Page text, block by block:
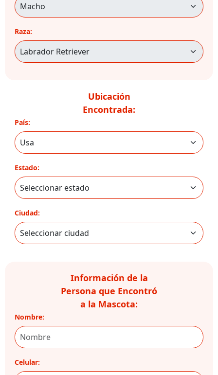
Raza:
Ubicación
Encontrada:
País:
Estado:
Ciudad:
Información de la
Persona que Encontró
a la Mascota:
Nombre:
Celular: